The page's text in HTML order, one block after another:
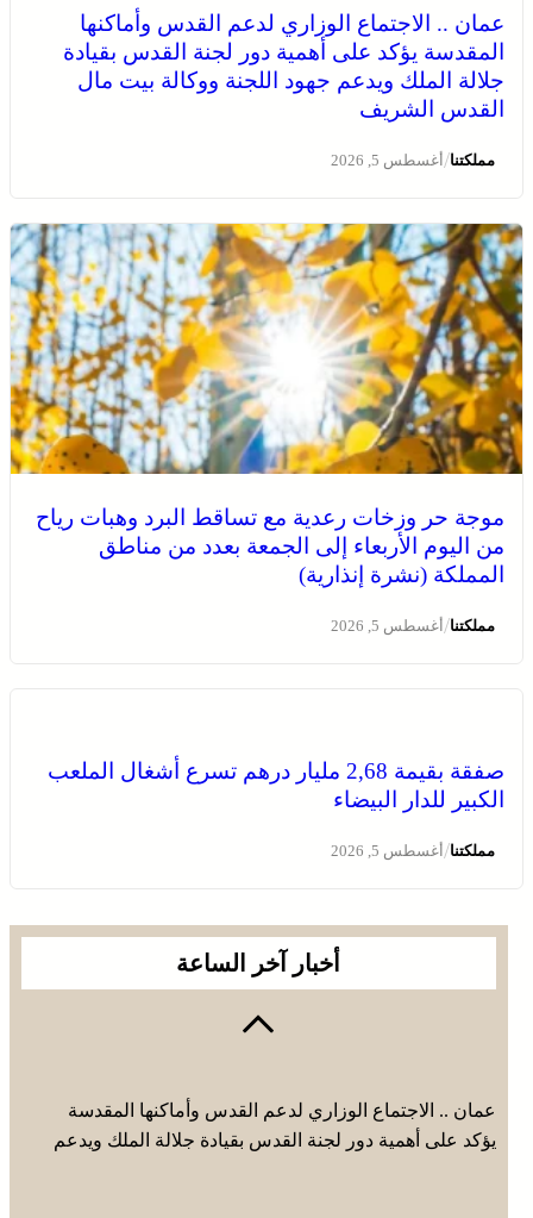
عمان .. الاجتماع الوزاري لدعم القدس وأماكنها
المقدسة يؤكد على أهمية دور لجنة القدس بقيادة
جلالة الملك ويدعم جهود اللجنة ووكالة بيت مال
القدس الشريف
مملكتنا/أغسطس 5, 2026
موجة حر وزخات رعدية مع تساقط البرد وهبات رياح
من اليوم الأربعاء إلى الجمعة بعدد من مناطق
المملكة (نشرة إنذارية)
مملكتنا/أغسطس 5, 2026
صفقة بقيمة 2,68 مليار درهم تسرع أشغال الملعب
الكبير للدار البيضاء
مملكتنا/أغسطس 5, 2026
أخبار آخر الساعة
عمان .. الاجتماع الوزاري لدعم القدس وأماكنها المقدسة
يؤكد على أهمية دور لجنة القدس بقيادة جلالة الملك ويدعم